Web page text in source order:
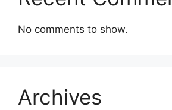
No comments to show.
Archives